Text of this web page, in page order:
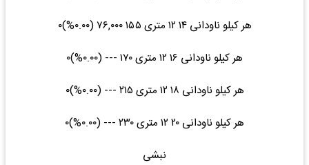
هر کیلو ناودانی ۱۴ ۱۲ متری ۱۵۵ ۷۶,۰۰۰ (۰.۰۰%)۰
هر کیلو ناودانی ۱۶ ۱۲ متری ۱۷۰ --- (۰.۰۰%)۰
هر کیلو ناودانی ۱۸ ۱۲ متری ۲۱۵ --- (۰.۰۰%)۰
هر کیلو ناودانی ۲۰ ۱۲ متری ۲۳۰ --- (۰.۰۰%)۰
نبشی